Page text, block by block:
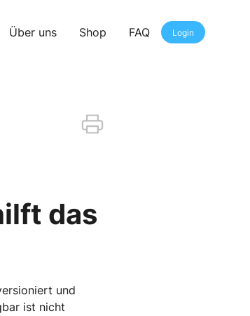
Über uns Shop FAQ Login
das
und
ist nicht